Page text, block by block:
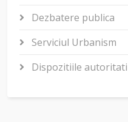
Dezbatere publica
Serviciul Urbanism
Dispozitiile